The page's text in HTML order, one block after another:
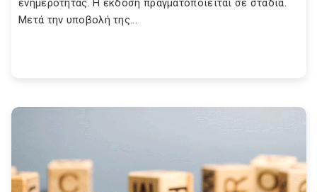
ενημερότητας. Η έκδοση πραγματοποιείται σε στάδια.
Μετά την υποβολή της...